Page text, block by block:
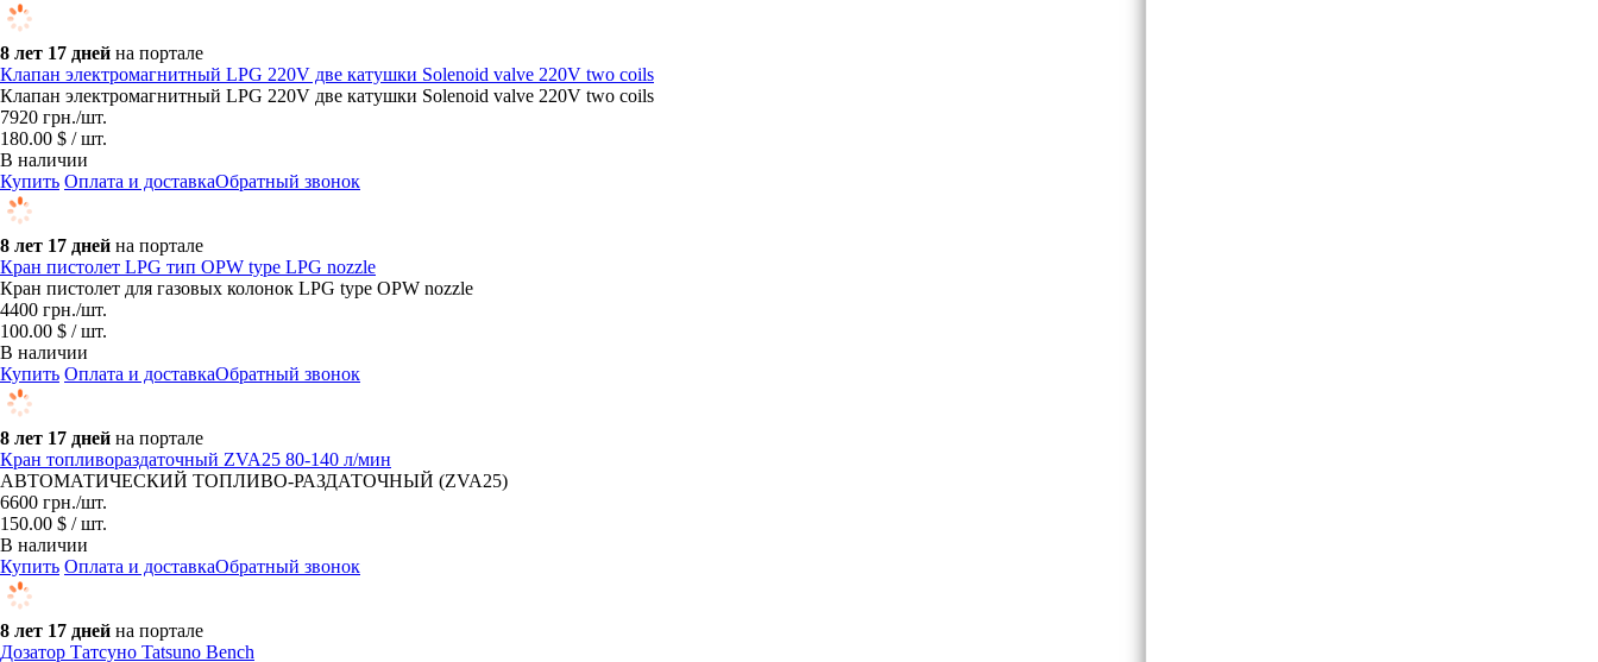
8 лет 17 дней на портале
Клапан электромагнитный LPG 220V две катушки Solenoid valve 220V two coils
Клапан электромагнитный LPG 220V две катушки Solenoid valve 220V two coils
7920 грн./шт.
180.00 $ / шт.
В наличии
Купить Оплата и доставкаОбратный звонок
8 лет 17 дней на портале
Кран пистолет LPG тип OPW type LPG nozzle
Кран пистолет для газовых колонок LPG type OPW nozzle
4400 грн./шт.
100.00 $ / шт.
В наличии
Купить Оплата и доставкаОбратный звонок
8 лет 17 дней на портале
Кран топливораздаточный ZVA25 80-140 л/мин
АВТОМАТИЧЕСКИЙ ТОПЛИВО-РАЗДАТОЧНЫЙ (ZVA25)
6600 грн./шт.
150.00 $ / шт.
В наличии
Купить Оплата и доставкаОбратный звонок
8 лет 17 дней на портале
Дозатор Татсуно Tatsuno Bench